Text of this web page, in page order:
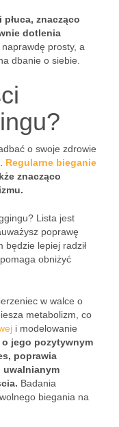
znacząco
dotlenia
naprawdę prosty, a
dbanie o siebie.
o swoje zdrowie
Regularne bieganie
znacząco
Lista jest
poprawę
będzie lepiej radził
obniżyć
w walce o
metabolizm, co
i modelowanie
o jego pozytywnym
poprawia
uwalnianym
Badania
biegania na